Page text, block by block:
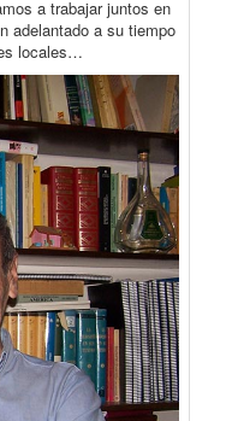
a trabajar juntos en
adelantado a su tiempo
locales…